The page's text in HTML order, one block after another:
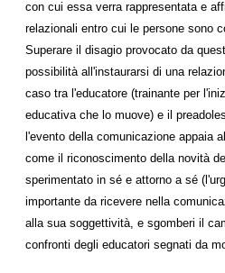
con cui essa verra rappresentata e
relazionali entro cui le persone sono
Superare il disagio provocato da
possibilità all'instaurarsi di una
caso tra l'educatore (trainante per
educativa che lo muove) e il
l'evento della comunicazione appaia
come il riconoscimento della novità
sperimentato in sé e attorno a sé
importante da ricevere nella
alla sua soggettività, e sgomberi il
confronti degli educatori segnati da